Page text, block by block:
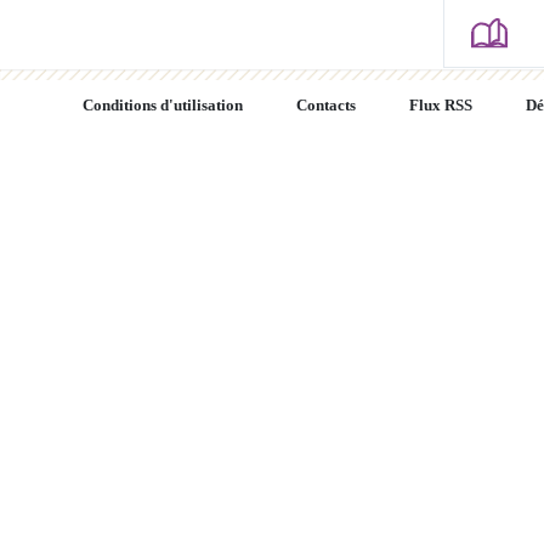
Conditions d'utilisation Contacts Flux RSS